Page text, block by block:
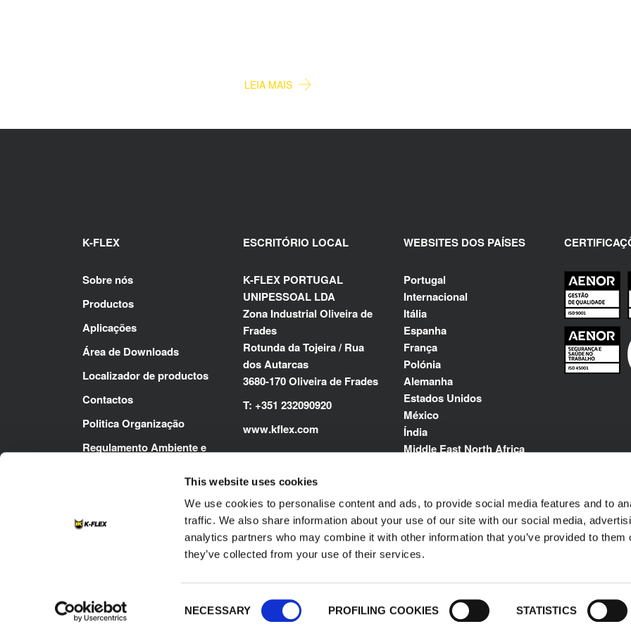
This website uses cookies
We use cookies to personalise content and ads, to provide social media features and to
traffic. We also share information about your use of our site with our social media,
analytics partners who may combine it with other information that you’ve provided to them
they’ve collected from your use of their services.
Selection
NECESSARY PROFILING COOKIES STATISTICS
LEIA MAIS
K-FLEX
Sobre nós
Productos
Aplicações
Área de Downloads
Localizador de productos
Contactos
Politica Organização
Regulamento Ambiente e
ESCRITÓRIO LOCAL
K-FLEX PORTUGAL
UNIPESSOAL LDA
Zona Industrial Oliveira de
Frades
Rotunda da Tojeira / Rua
dos Autarcas
3680-170 Oliveira de Frades
T: +351 232090920
www.kflex.com
WEBSITES DOS PAÍSES
Portugal
Internacional
Itália
Espanha
França
Polónia
Alemanha
Estados Unidos
México
Índia
Middle East North Africa
© 1989-2025
Todos os